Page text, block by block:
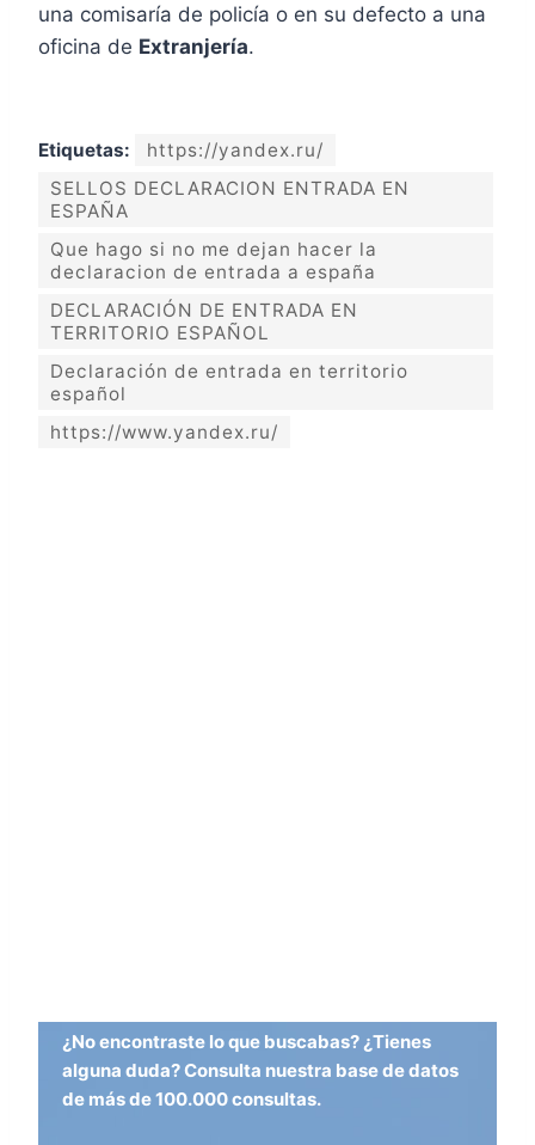
una comisaría de policía o en su defecto a una
oficina de Extranjería.
Etiquetas:
https://yandex.ru/
SELLOS DECLARACION ENTRADA EN
ESPAÑA
Que hago si no me dejan hacer la
declaracion de entrada a españa
DECLARACIÓN DE ENTRADA EN
TERRITORIO ESPAÑOL
Declaración de entrada en territorio
español
https://www.yandex.ru/
¿No encontraste lo que buscabas? ¿Tienes
alguna duda? Consulta nuestra base de datos
de más de 100.000 consultas.